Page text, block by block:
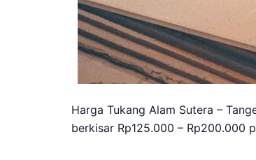
Harga Tukang Alam Sutera –
berkisar Rp125.000 – Rp200.000